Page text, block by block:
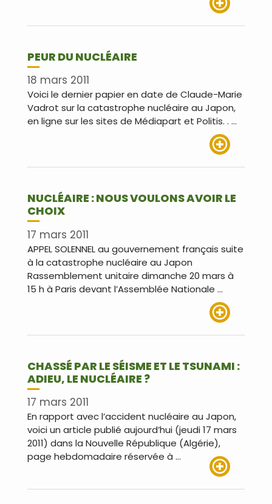
PEUR DU NUCLÉAIRE
18 mars 2011
Voici le dernier papier en date de Claude-Marie
Vadrot sur la catastrophe nucléaire au Japon,
en ligne sur les sites de Médiapart et Politis. . …
NUCLÉAIRE : NOUS VOULONS AVOIR LE
CHOIX
17 mars 2011
APPEL SOLENNEL au gouvernement français suite
à la catastrophe nucléaire au Japon
Rassemblement unitaire dimanche 20 mars à
15 h à Paris devant l’Assemblée Nationale …
CHASSÉ PAR LE SÉISME ET LE TSUNAMI :
ADIEU, LE NUCLÉAIRE ?
17 mars 2011
En rapport avec l’accident nucléaire au Japon,
voici un article publié aujourd’hui (jeudi 17 mars
2011) dans la Nouvelle République (Algérie),
page hebdomadaire réservée à …